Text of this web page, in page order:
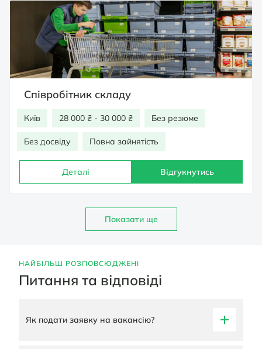
Співробітник складу
Київ 28 000 ₴ - 30 000 ₴ Без резюме
Без досвіду Повна зайнятість
Деталі Відгукнутись
Показати ще
НАЙБІЛЬШ РОЗПОВСЮДЖЕНІ
Питання та відповіді
Як подати заявку на вакансію?